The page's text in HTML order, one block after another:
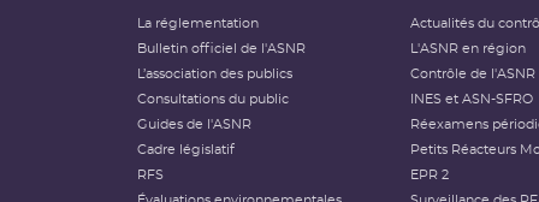
La réglementation
Bulletin officiel de l'ASNR
L’association des publics
Consultations du public
Guides de l'ASNR
Cadre législatif
RFS
Actualités du
L'ASNR en région
Contrôle de l'ASNR
INES et ASN-SFRO
Réexamens
Petits Réacteurs
EPR 2